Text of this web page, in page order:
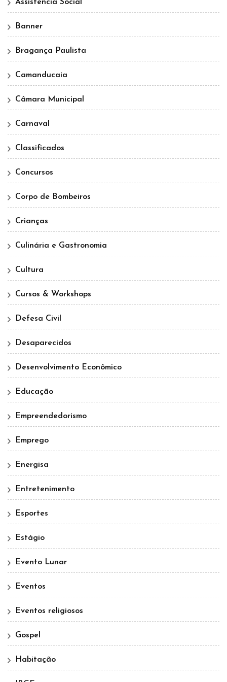
Assistência Social
Banner
Bragança Paulista
Camanducaia
Câmara Municipal
Carnaval
Classificados
Concursos
Corpo de Bombeiros
Crianças
Culinária e Gastronomia
Cultura
Cursos & Workshops
Defesa Civil
Desaparecidos
Desenvolvimento Econômico
Educação
Empreendedorismo
Emprego
Energisa
Entretenimento
Esportes
Estágio
Evento Lunar
Eventos
Eventos religiosos
Gospel
Habitação